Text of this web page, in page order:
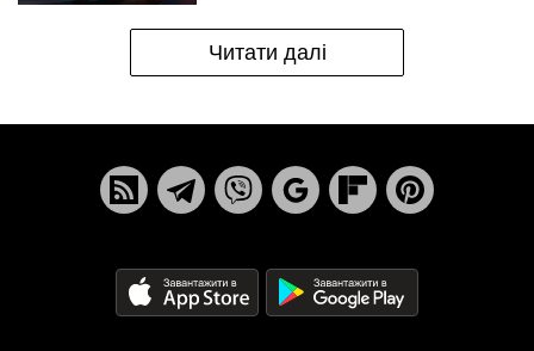
Читати далі